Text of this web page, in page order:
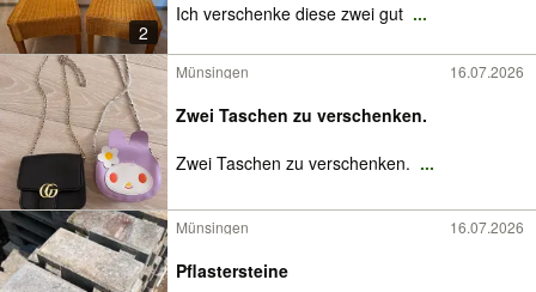
2
Ich verschenke diese zwei gut ...
Münsingen 16.07.2026
Zwei Taschen zu verschenken.
Zwei Taschen zu verschenken. ...
Münsingen 16.07.2026
Pflastersteine